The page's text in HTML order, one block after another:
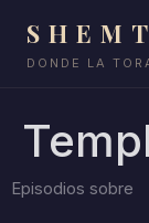
DONDE LA